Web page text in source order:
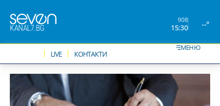
KANAL7.BG
908
15:30 --°
LIVE КОНТАКТИ
МЕНЮ